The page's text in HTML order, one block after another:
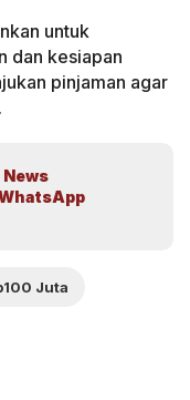
untuk
dan kesiapan
pinjaman agar
News
Juta